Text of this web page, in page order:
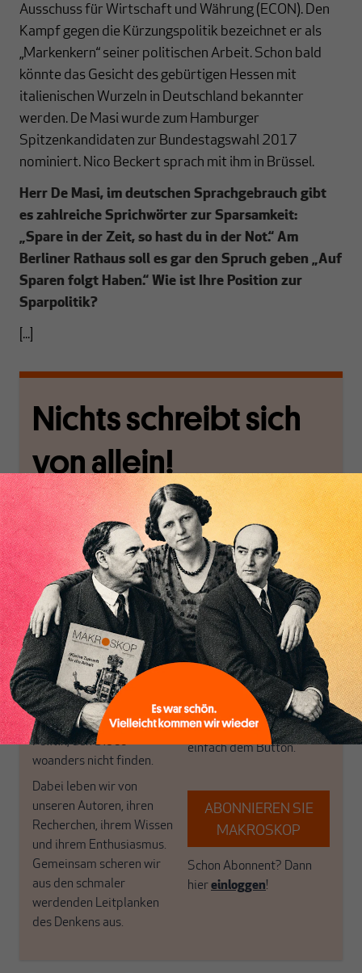
Ausschuss für Wirtschaft und Währung (ECON). Den
Kampf gegen die Kürzungspolitik bezeichnet er als
„Markenkern“ seiner politischen Arbeit. Schon bald
könnte das Gesicht des gebürtigen Hessen mit
italienischen Wurzeln in Deutschland bekannter
werden. De Masi wurde zum Hamburger
Spitzenkandidaten zur Bundestagswahl 2017
nominiert. Nico Beckert sprach mit ihm in Brüssel.
Herr De Masi, im deutschen Sprachgebrauch gibt
es zahlreiche Sprichwörter zur Sparsamkeit:
„Spare in der Zeit, so hast du in der Not.“ Am
Berliner Rathaus soll es gar den Spruch geben „Auf
Sparen folgt Haben.“ Wie ist Ihre Position zur
Sparpolitik?
[...]
Nichts schreibt sich
von allein!
Nur für Abonnenten
MAKROSKOP analysiert
wirtschaftspolitische
Themen aus einer
postkeynesianischen
Perspektive und ist damit
in Deutschland einzigartig.
MAKROSKOP steht für
das große Ganze. Wir
haben einen Blick auf
Geld, Wirtschaft und
Politik, den Sie so
woanders nicht finden.
Dabei leben wir von
unseren Autoren, ihren
Recherchen, ihrem Wissen
und ihrem Enthusiasmus.
Gemeinsam scheren wir
aus den schmaler
werdenden Leitplanken
des Denkens aus.
Wir verlassen die
journalistische Filterblase,
in der sich viele
eingerichtet haben. Wir
öffnen Fenster und
bringen frische Luft in die
engen und verstaubten
Debattenräume.
Brauchen Sie auch frische
Luft? Dann folgen Sie
einfach dem Button.
ABONNIEREN SIE
MAKROSKOP
Schon Abonnent? Dann
hiereinloggen!